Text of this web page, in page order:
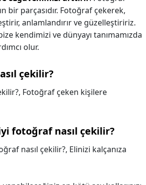
bir parçasıdır. Fotoğraf çekerek,
anlamlandırır ve güzelleştiririz.
kendimizi ve dünyayı tanımamızda
olur.
çekilir?
Fotoğraf çeken kişilere
fotoğraf nasıl çekilir?
nasıl çekilir?, Elinizi kalçanıza